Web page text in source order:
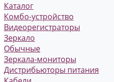
Каталог
Комбо-устройство
Видеорегистраторы
Зеркало
Обычные
Зеркала-мониторы
Дистрибьюторы питания